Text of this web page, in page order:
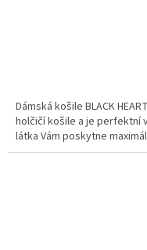
Dámská košile BLACK
holčičí košile a je perfektní
látka Vám poskytne